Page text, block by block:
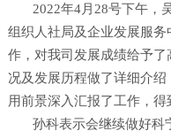
2022年4月28号下午，
组织人社局及企业发展服
作，对我司发展成绩给予
况及发展历程做了详细介
用前景深入汇报了工作，得
孙科表示会继续做好科